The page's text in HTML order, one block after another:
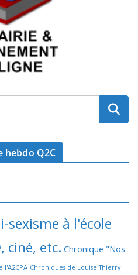
hebdo Q2C
sexisme à l'école
ciné, etc. Chronique "Nos
l'A2CPA Chroniques de Louise Thierry